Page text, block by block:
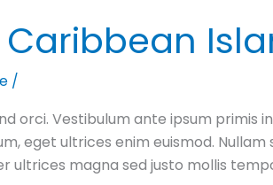
Caribbean
/
orci. Vestibulum ante ipsum primis
eget ultrices enim euismod.
ultrices magna sed justo mollis